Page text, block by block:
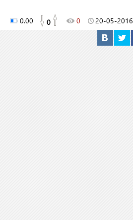
0.00 0 0 20-05-2016